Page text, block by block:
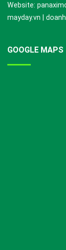
Website:
mayday.vn |
GOOGLE MAPS